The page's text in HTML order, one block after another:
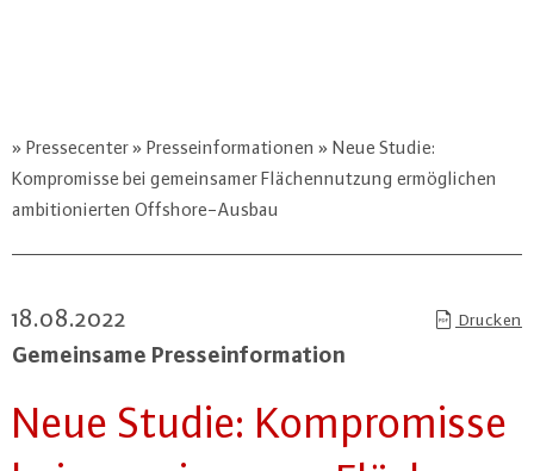
Pressecenter Presseinformationen
Neue Studie:
Kompromisse bei gemeinsamer Flächennutzung ermöglichen
ambitionierten Offshore-Ausbau
18.08.2022 Drucken
Ge­mein­sa­me Pres­se­infor­ma­ti­on
Neue Studie: Kom­pro­mis­se